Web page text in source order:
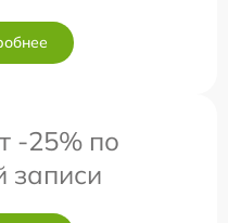
-25% по
записи